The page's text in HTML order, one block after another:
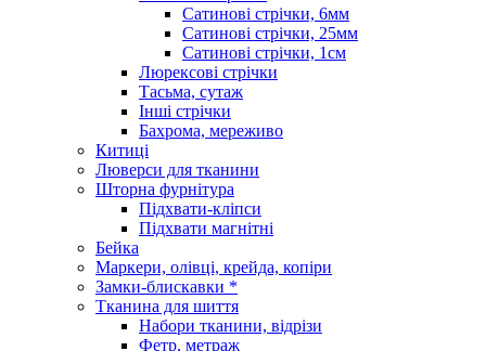
Сатинові стрічки, 6мм
Сатинові стрічки, 25мм
Сатинові стрічки, 1см
Люрексові стрічки
Тасьма, сутаж
Інші стрічки
Бахрома, мереживо
Китиці
Люверси для тканини
Шторна фурнітура
Підхвати-кліпси
Підхвати магнітні
Бейка
Маркери, олівці, крейда, копіри
Замки-блискавки *
Тканина для шиття
Набори тканини, відрізи
Фетр, метраж